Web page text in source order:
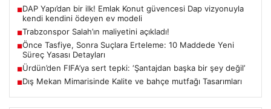
■DAP Yapı’dan bir ilk! Emlak Konut güvencesi Dap vizyonuyla
kendi kendini ödeyen ev modeli
■Trabzonspor Salah’ın maliyetini açıkladı!
■Önce Tasfiye, Sonra Suçlara Erteleme: 10 Maddede Yeni
Süreç Yasası Detayları
■Ürdün’den FIFA’ya sert tepki: ‘Şantajdan başka bir şey değil’
■Dış Mekan Mimarisinde Kalite ve bahçe mutfağı Tasarımları